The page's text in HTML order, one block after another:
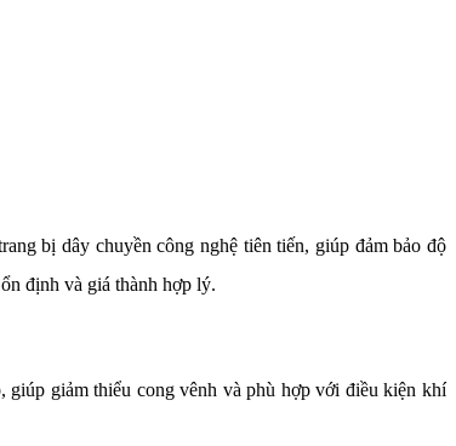
bị dây chuyền công nghệ tiên tiến, giúp đảm bảo độ
định và giá thành hợp lý.
giảm thiểu cong vênh và phù hợp với điều kiện khí